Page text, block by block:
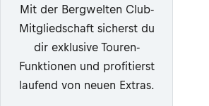
Mit der Bergwelten Club-
Mitgliedschaft sicherst du
dir exklusive Touren-
Funktionen und profitierst
laufend von neuen Extras.